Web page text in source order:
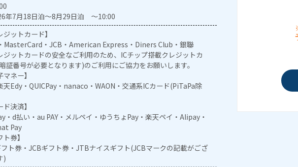
年7月18日泊～8月29日泊 ～10:00
ジットカード】
MasterCard・JCB・American Express・Diners Club・銀聯
ットカードの安全なご利用のため、ICチップ搭載クレジットカ
証番号が必要となります)のご利用にご協力をお願いします。
マネー】
天Edy・QUICPay・nanaco・WAON・交通系ICカード(PiTaPa除
ド決済】
・d払い・au PAY・メルペイ・ゆうちょPay・楽天ペイ・Alipay・
Pay
ト券】
フト券・JCBギフト券・JTBナイスギフト(JCBマークの記載がござ
)